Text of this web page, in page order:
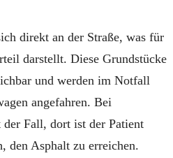
direkt an der Straße, was für
darstellt. Diese Grundstücke
und werden im Notfall
angefahren. Bei
Fall, dort ist der Patient
den Asphalt zu erreichen.